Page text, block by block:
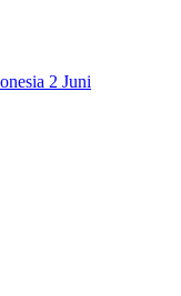
2 Juni